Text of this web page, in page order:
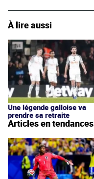
À lire aussi
Une légende galloise va
prendre sa retraite
Articles en tendances